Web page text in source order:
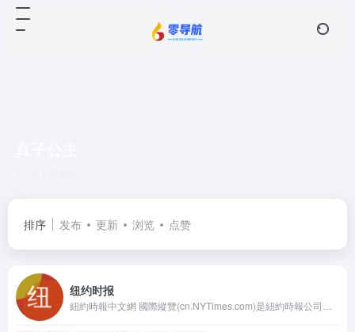
排序 发布 更新 浏览 点赞
纽约时报